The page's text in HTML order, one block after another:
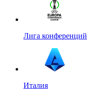
Лига конференций
Италия